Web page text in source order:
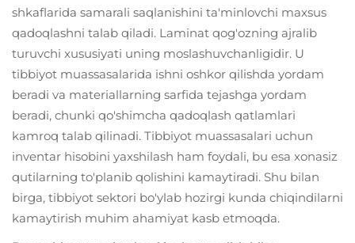
shkaflarida samarali saqlanishini ta'minlovchi maxsus
qadoqlashni talab qiladi. Laminat qog'ozning ajralib
turuvchi xususiyati uning moslashuvchanligidir. U
tibbiyot muassasalarida ishni oshkor qilishda yordam
beradi va materiallarning sarfida tejashga yordam
beradi, chunki qo'shimcha qadoqlash qatlamlari
kamroq talab qilinadi. Tibbiyot muassasalari uchun
inventar hisobini yaxshilash ham foydali, bu esa xonasiz
qutilarning to'planib qolishini kamaytiradi. Shu bilan
birga, tibbiyot sektori bo'ylab hozirgi kunda chiqindilarni
kamaytirish muhim ahamiyat kasb etmoqda.